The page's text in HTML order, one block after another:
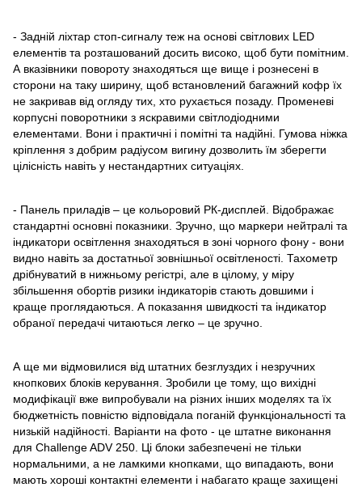
- Задній ліхтар стоп-сигналу теж на основі світлових LED
елементів та розташований досить високо, щоб бути помітним.
А вказівники повороту знаходяться ще вище і рознесені в
сторони на таку ширину, щоб встановлений багажний кофр їх
не закривав від огляду тих, хто рухається позаду. Променеві
корпусні поворотники з яскравими світлодіодними
елементами. Вони і практичні і помітні та надійні. Гумова ніжка
кріплення з добрим радіусом вигину дозволить їм зберегти
цілісність навіть у нестандартних ситуаціях.
- Панель приладів – це кольоровий РК-дисплей. Відображає
стандартні основні показники. Зручно, що маркери нейтралі та
індикатори освітлення знаходяться в зоні чорного фону - вони
видно навіть за достатньої зовнішньої освітленості. Тахометр
дрібнуватий в нижньому регістрі, але в цілому, у міру
збільшення обортів ризики індикаторів стають довшими і
краще проглядаються. А показання швидкості та індикатор
обраної передачі читаються легко – це зручно.
А ще ми відмовилися від штатних безглуздих і незручних
кнопкових блоків керування. Зробили це тому, що вихідні
модифікації вже випробували на різних інших моделях та їх
бюджетність повністю відповідала поганій функціональності та
низькій надійності. Варіанти на фото - це штатне виконання
для Challenge ADV 250. Ці блоки забезпечені не тільки
нормальними, а не ламкими кнопками, що випадають, вони
мають хороші контактні елементи і набагато краще захищені